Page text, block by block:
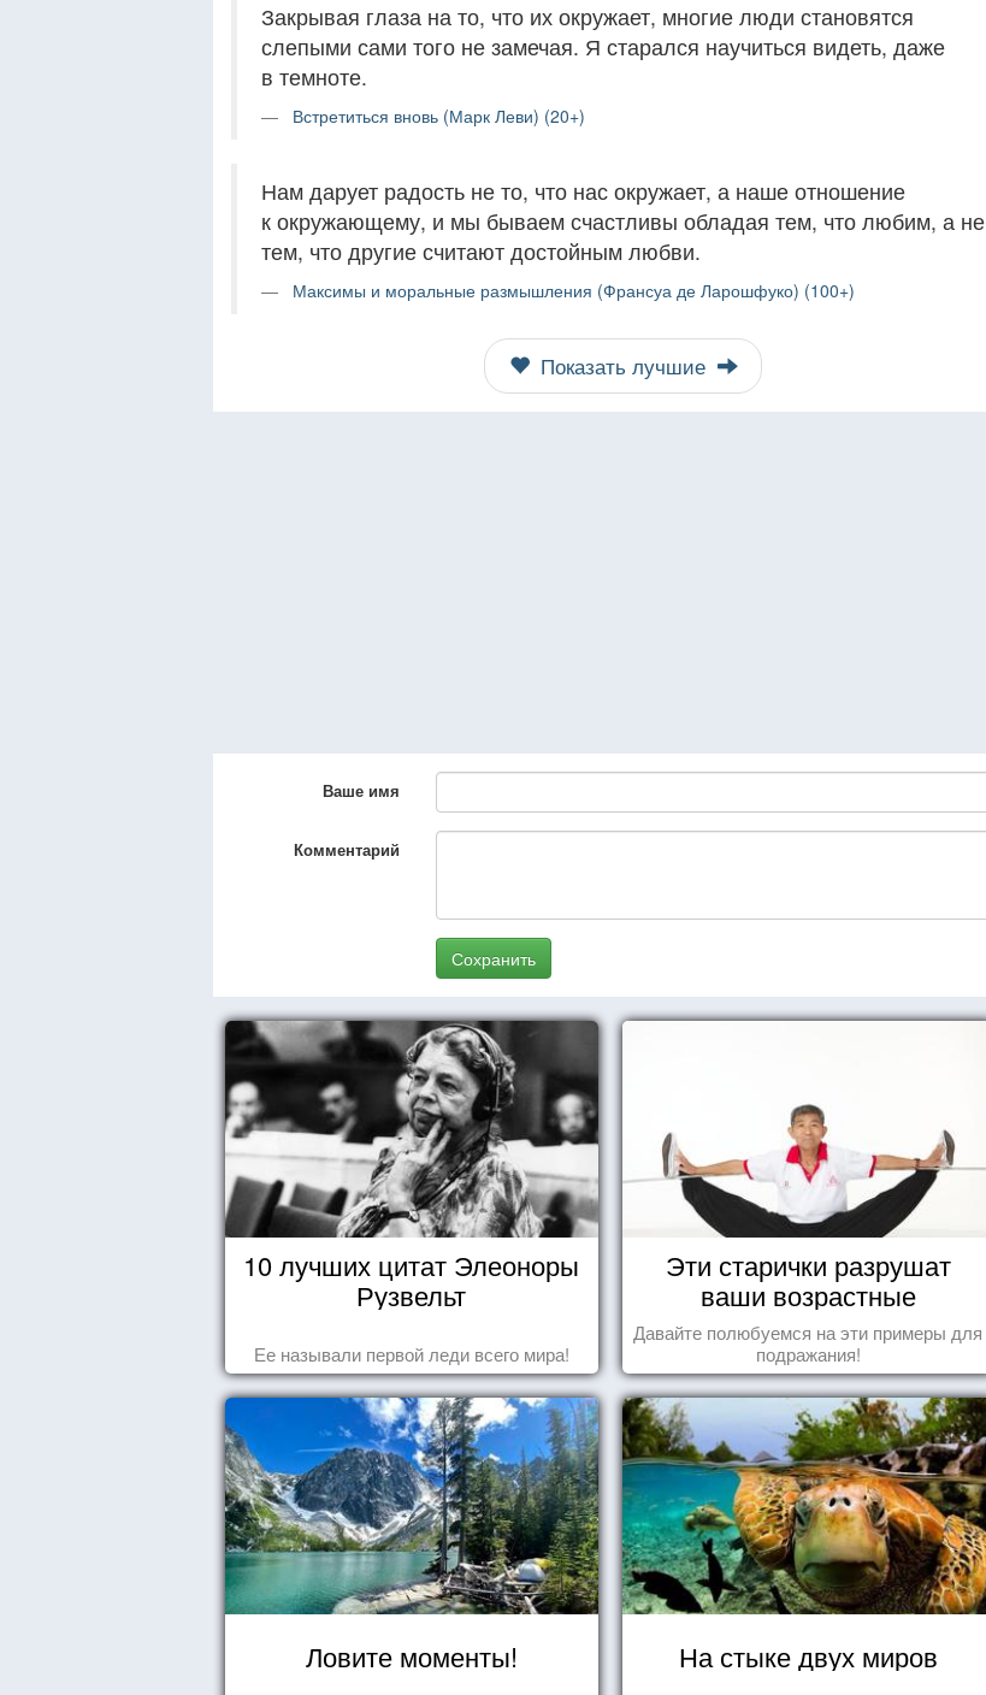
Закрывая глаза на то, что их окружает, многие люди становятся
слепыми сами того не замечая. Я старался научиться видеть, даже
в темноте.
Встретиться вновь (Марк Леви) (20+)
Нам дарует радость не то, что нас окружает, а наше отношение
к окружающему, и мы бываем счастливы обладая тем, что любим, а не
тем, что другие считают достойным любви.
Максимы и моральные размышления (Франсуа де Ларошфуко) (100+)
Показать лучшие
Ваше имя
Комментарий
Сохранить
10 лучших цитат Элеоноры
Рузвельт
Ее называли первой леди всего мира!
Эти старички разрушат
ваши возрастные
стереотипы
Давайте полюбуемся на эти примеры для
подражания!
Ловите моменты! На стыке двух миров